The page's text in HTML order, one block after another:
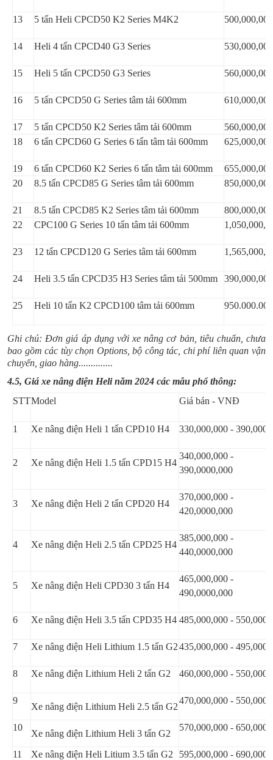
13 5 tấn Heli CPCD50 K2 Series M4K2
14 Heli 4 tấn CPCD40 G3 Series
15 Heli 5 tấn CPCD50 G3 Series
16 5 tấn CPCD50 G Series tâm tải 600mm
17 5 tấn CPCD50 K2 Series tâm tải 600mm
18
6 tấn CPCD60 G Series 6 tấn tâm tải 600mm
19 6 tấn CPCD60 K2 Series 6 tấn tâm tải 600mm
20
8.5 tấn CPCD85 G Series tâm tải 600mm
21 8.5 tấn CPCD85 K2 Series tâm tải 600mm
22
CPC100 G Series 10 tấn tâm tải 600mm
23 12 tấn CPCD120 G Series tâm tải 600mm
24 Heli 3.5 tấn CPCD35 H3 Series tâm tải 500mm
25 Heli 10 tấn K2 CPCD100 tâm tải 600mm
Ghi chú: Đơn giá áp dụng với xe nâng cơ bản, tiêu chuẩn, chưa
bao gồm các tùy chọn Options, bộ công tác, chi phí liên quan vận
chuyển, giao hàng..............
4.5, Giá xe nâng điện Heli năm 2024 các mẫu phổ thông:
STTModel Giá bán - VNĐ
1 Xe nâng điện Heli 1 tấn CPD10 H4 330,000,000 -
2 Xe nâng điện Heli 1.5 tấn CPD15 H4
340,000,000 -
390,0000,000
3 Xe nâng điện Heli 2 tấn CPD20 H4
370,000,000 -
420,0000,000
4 Xe nâng điện Heli 2.5 tấn CPD25 H4
385,000,000 -
440,0000,000
5 Xe nâng điện Heli CPD30 3 tấn H4
465,000,000 -
490,0000,000
6 Xe nâng điện Heli 3.5 tấn CPD35 H4 485,000,000 -
7 Xe nâng điện Heli Lithium 1.5 tấn G2435,000,000 -
8 Xe nâng điện Lithium Heli 2 tấn G2 460,000,000 -
9
Xe nâng điện Lithium Heli 2.5 tấn G2
470,000,000 -
10
Xe nâng điện Lithium Heli 3 tấn G2
570,000,000 -
11 Xe nâng điện Heli Litium 3.5 tấn G2 595,000,000 -